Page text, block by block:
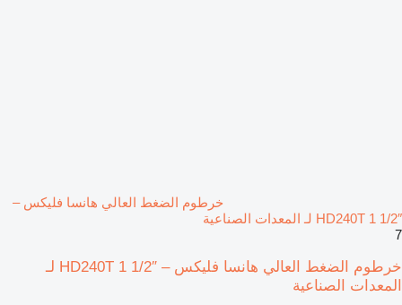
خرطوم الضغط العالي هانسا فليكس –
HD240T 1 1/2″ لـ المعدات الصناعية
7
خرطوم الضغط العالي هانسا فليكس – HD240T 1 1/2″ لـ
المعدات الصناعية